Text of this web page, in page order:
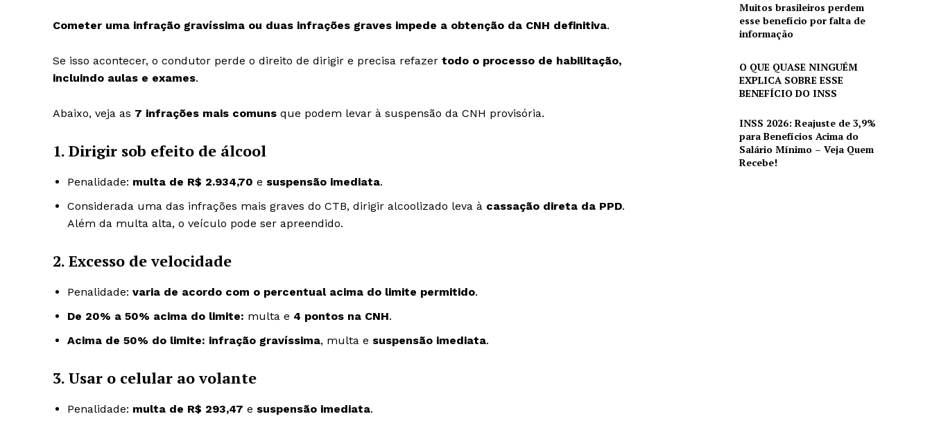
Cometer uma infração gravíssima ou duas infrações graves impede a obtenção da CNH definitiva.
Se isso acontecer, o condutor perde o direito de dirigir e precisa refazer todo o processo de habilitação,
incluindo aulas e exames.
Abaixo, veja as 7 infrações mais comuns que podem levar à suspensão da CNH provisória.
1. Dirigir sob efeito de álcool
Penalidade: multa de R$ 2.934,70 e suspensão imediata.
Considerada uma das infrações mais graves do CTB, dirigir alcoolizado leva à cassação direta da PPD.
Além da multa alta, o veículo pode ser apreendido.
2. Excesso de velocidade
Penalidade: varia de acordo com o percentual acima do limite permitido.
De 20% a 50% acima do limite: multa e 4 pontos na CNH.
Acima de 50% do limite: infração gravíssima, multa e suspensão imediata.
3. Usar o celular ao volante
Penalidade: multa de R$ 293,47 e suspensão imediata.
Muitos brasileiros perdem
esse benefício por falta de
informação
O QUE QUASE NINGUÉM
EXPLICA SOBRE ESSE
BENEFÍCIO DO INSS
INSS 2026: Reajuste de 3,9%
para Benefícios Acima do
Salário Mínimo – Veja Quem
Recebe!